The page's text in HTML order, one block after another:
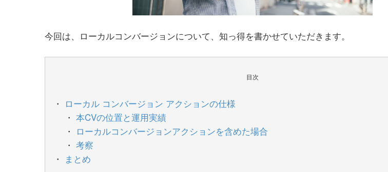
今回は、ローカルコンバージョンについて、知っ得を書かせていただきます。
目次
ローカル コンバージョン アクションの仕様
本CVの位置と運用実績
ローカルコンバージョンアクションを含めた場合
考察
まとめ